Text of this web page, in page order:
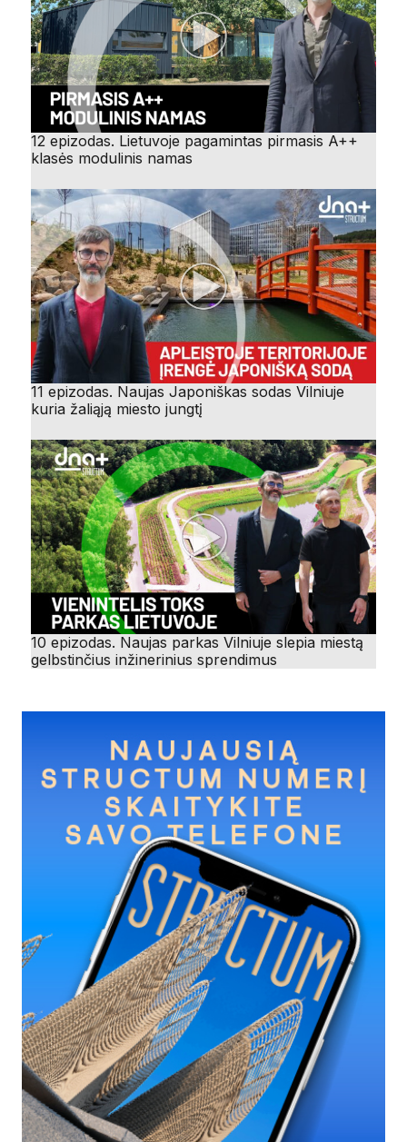
12 epizodas. Lietuvoje pagamintas pirmasis A++
klasės modulinis namas
11 epizodas. Naujas Japoniškas sodas Vilniuje
kuria žaliąją miesto jungtį
10 epizodas. Naujas parkas Vilniuje slepia miestą
gelbstinčius inžinerinius sprendimus